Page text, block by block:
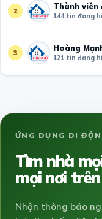
2 Thành viên
144 tin đang
3 Hoàng
121 tin đang
ỨNG DỤNG DI
Tìm nhà
mọi nơi
Nhận thông báo